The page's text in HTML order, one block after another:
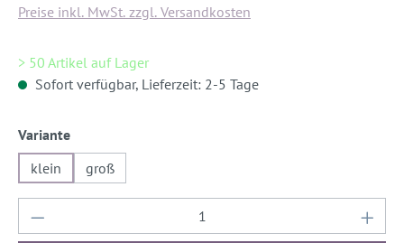
Preise inkl. MwSt. zzgl. Versandkosten
> 50 Artikel auf Lager
Sofort verfügbar, Lieferzeit: 2-5 Tage
Varianteauswählen
klein
groß
Produkt Anzahl: Gib den gewünschten